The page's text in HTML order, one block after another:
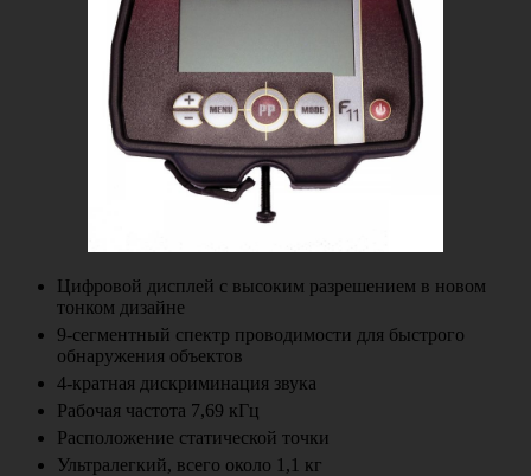
Цифровой дисплей с высоким разрешением в новом
тонком дизайне
9-сегментный спектр проводимости для быстрого
обнаружения объектов
4-кратная дискриминация звука
Рабочая частота 7,69 кГц
Расположение статической точки
Ультралегкий, всего около 1,1 кг